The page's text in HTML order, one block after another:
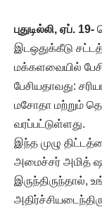
புதுடில்லி, ஏப். 19-
இடஒதுக்கீடு
மக்களவையில்
பேசியதாவது:
மசோதா மற்றும்
வரப்பட்டுள்ளது.
இந்த முழு
அமைச்சர் அமித்
இருந்திருந்தால்,